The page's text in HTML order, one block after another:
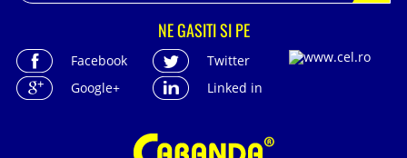
NE GASITI SI PE
Facebook
Twitter
Google+
Linked in